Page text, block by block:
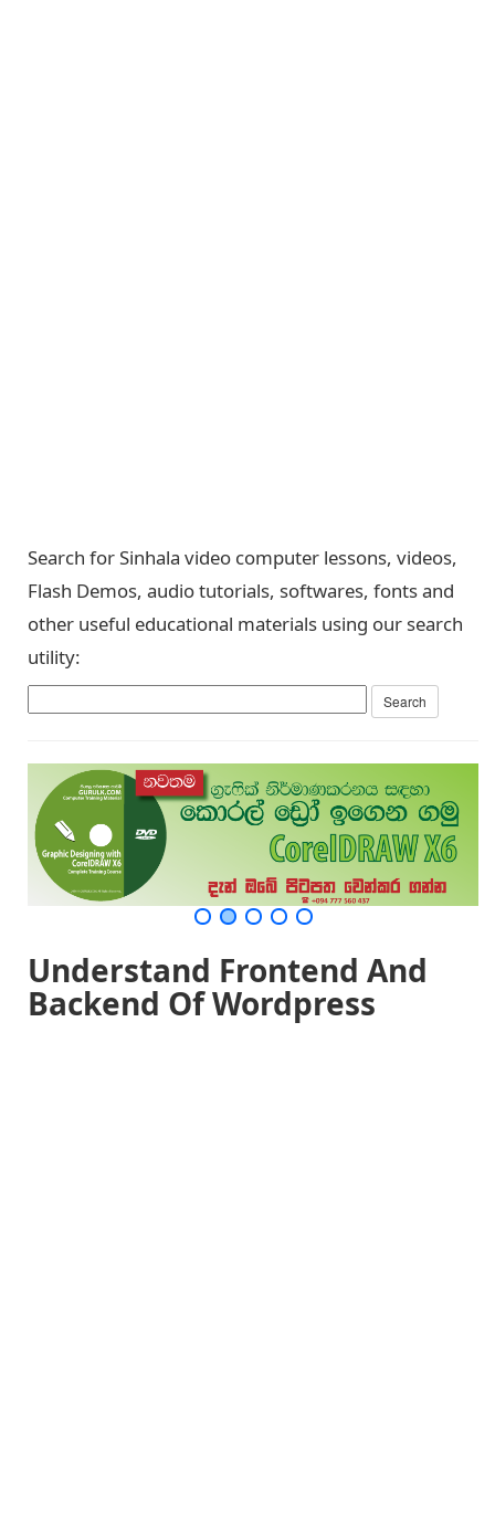
Search for Sinhala video computer lessons, videos,
Flash Demos, audio tutorials, softwares, fonts and
other useful educational materials using our search
utility:
Understand Frontend And
Backend Of Wordpress